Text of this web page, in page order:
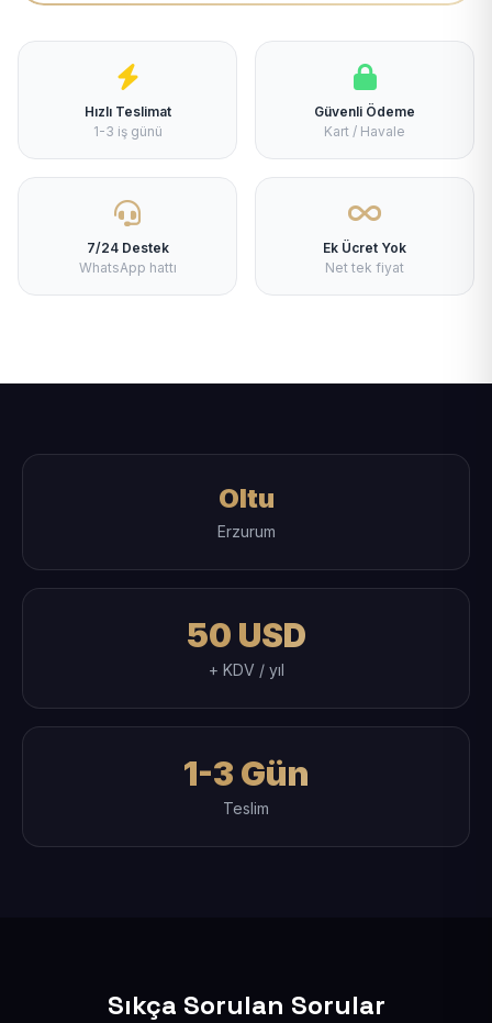
Hızlı Teslimat
1-3 iş günü
Güvenli Ödeme
Kart / Havale
7/24 Destek
WhatsApp hattı
Ek Ücret Yok
Net tek fiyat
Oltu
Erzurum
50 USD
+ KDV / yıl
1-3 Gün
Teslim
Sıkça Sorulan Sorular